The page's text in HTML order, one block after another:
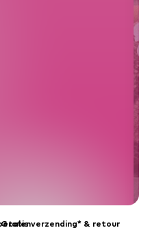
Gratis verzending* & retour